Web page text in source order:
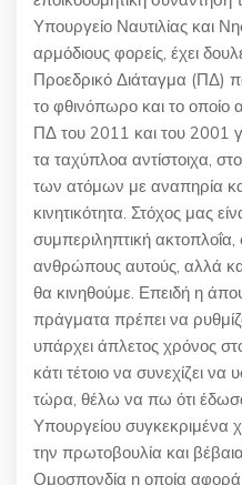
Υπουργείο Ναυτιλίας και
αρμόδιους φορείς, έχει
Προεδρικό Διάταγμα (ΠΔ)
το φθινόπωρο και το οποίο
ΠΔ του 2011 και του 2001
τα ταχύπλοα αντίστοιχα,
των ατόμων με αναπηρία
κινητικότητα. Στόχος μας
συμπεριληπτική ακτοπλοΐα,
ανθρώπους αυτούς, αλλά
θα κινηθούμε. Επειδή η
πράγματα πρέπει να
υπάρχει άπλετος χρόνος
κάτι τέτοιο να συνεχίζει να
τώρα, θέλω να πω ότι
Υπουργείου συγκεκριμένα
την πρωτοβουλία και
Ομοσπονδία η οποία αφορά